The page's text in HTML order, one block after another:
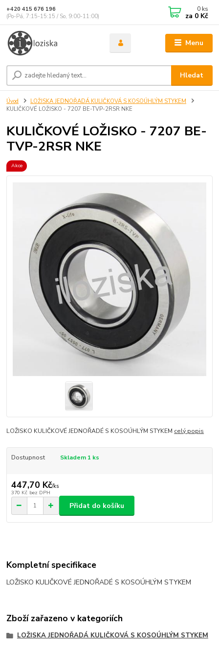
Menu
Hledat
+420 415 676 196
(Po-Pá, 7:15-15:15 / So, 9:00-11:00)
0 ks
za 0 Kč
Úvod
LOŽISKA JEDNOŘADÁ KULIČKOVÁ S KOSOÚHLÝM STYKEM
KULIČKOVÉ LOŽISKO - 7207 BE-TVP-2RSR NKE
KULIČKOVÉ LOŽISKO - 7207 BE-
TVP-2RSR NKE
Akce
LOŽISKO KULIČKOVÉ JEDNOŘADÉ S KOSOÚHLÝM STYKEM celý popis
Dostupnost Skladem 1 ks
447,70 Kč/ks
370 Kč bez DPH
Přidat do košíku
Kompletní specifikace
LOŽISKO KULIČKOVÉ JEDNOŘADÉ S KOSOÚHLÝM STYKEM
Zboží zařazeno v kategoriích
LOŽISKA JEDNOŘADÁ KULIČKOVÁ S KOSOÚHLÝM STYKEM